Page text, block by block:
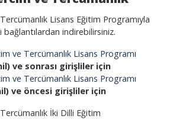
Lisans Eğitim Programıyla
bağlantılardan indirebilirsiniz.
ve Tercümanlık Lisans Programı
ve sonrası girişliler için
ve Tercümanlık Lisans Programı
ve öncesi girişliler için
İki Dilli Eğitim